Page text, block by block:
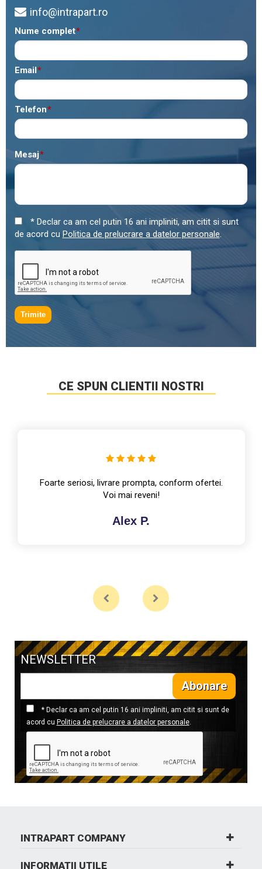
info@intrapart.ro
*
Nume complet
*
Email
*
Telefon
*
Mesaj
* Declar ca am cel putin 16 ani impliniti, am citit si sunt
de acord cu Politica de prelucrare a datelor personale.
Trimite
CE SPUN CLIENTII NOSTRI
Foarte seriosi, livrare prompta, conform ofertei.
Voi mai reveni!
Alex P.
NEWSLETTER
Abonare
* Declar ca am cel putin 16 ani impliniti, am citit si sunt de
acord cu Politica de prelucrare a datelor personale.
INTRAPART COMPANY
INFORMATII UTILE